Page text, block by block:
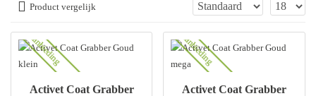
Product vergelijk
Aanbieding
Activet Coat Grabber
Aanbieding
Activet Coat Grabber